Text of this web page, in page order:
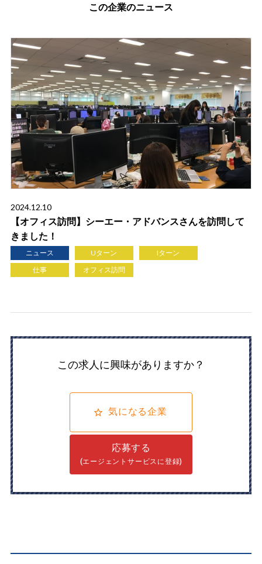
この企業のニュース
2024.12.10
【オフィス訪問】シーエー・アドバンスさんを訪問して
きました！
ニュース Uターン
Iターン
仕事
オフィス訪問
この求人に興味がありますか？
気になる企業
応募する
(エージェントサービスに登録)